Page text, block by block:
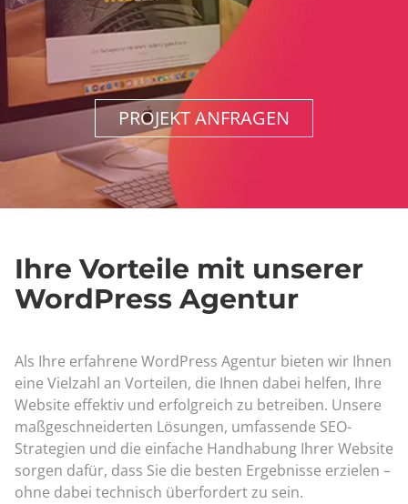
PROJEKT ANFRAGEN
Ihre Vorteile mit unserer
WordPress Agentur
Als Ihre erfahrene WordPress Agentur bieten wir Ihnen
eine Vielzahl an Vorteilen, die Ihnen dabei helfen, Ihre
Website effektiv und erfolgreich zu betreiben. Unsere
maßgeschneiderten Lösungen, umfassende SEO-
Strategien und die einfache Handhabung Ihrer Website
sorgen dafür, dass Sie die besten Ergebnisse erzielen –
ohne dabei technisch überfordert zu sein.